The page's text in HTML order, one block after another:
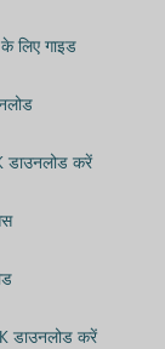
लिए गाइड
डाउनलोड करें
डाउनलोड करें